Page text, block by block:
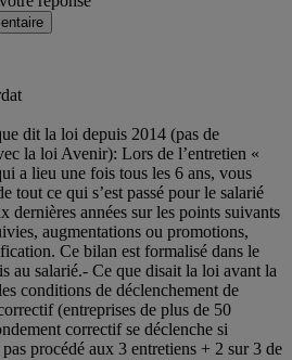
dit la loi depuis 2014 (pas de
la loi Avenir): Lors de l’entretien «
a lieu une fois tous les 6 ans, vous
tout ce qui s’est passé pour le salarié
dernières années sur les points suivants
augmentations ou promotions,
Ce bilan est formalisé dans le
au salarié.- Ce que disait la loi avant la
conditions de déclenchement de
(entreprises de plus de 50
correctif se déclenche si
procédé aux 3 entretiens + 2 sur 3 de